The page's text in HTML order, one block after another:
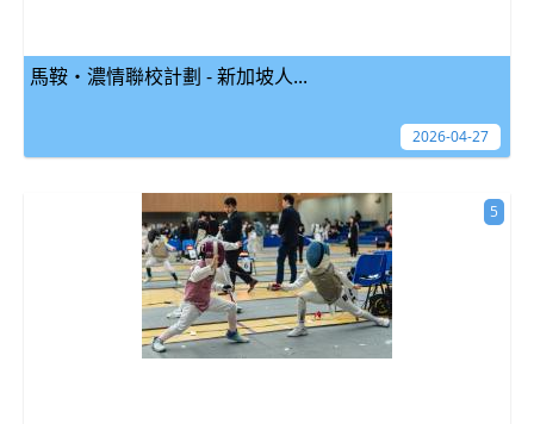
馬鞍‧濃情聯校計劃 - 新加坡人...
2026-04-27
5